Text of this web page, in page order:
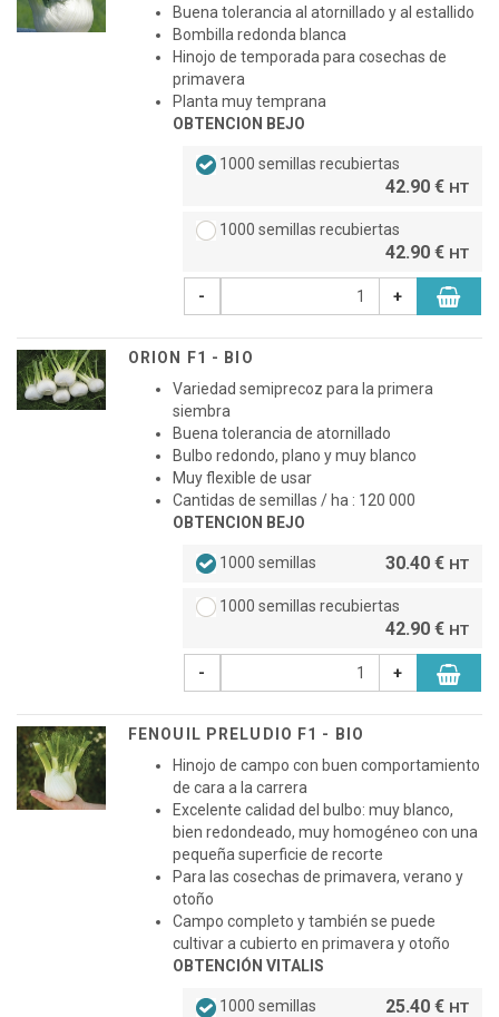
Buena tolerancia al atornillado y al estallido
Bombilla redonda blanca
Hinojo de temporada para cosechas de
primavera
Planta muy temprana
OBTENCION BEJO
1000 semillas recubiertas
42.90 € HT
1000 semillas recubiertas
42.90 € HT
- +
ORION F1 - BIO
Variedad semiprecoz para la primera
siembra
Buena tolerancia de atornillado
Bulbo redondo, plano y muy blanco
Muy flexible de usar
Cantidas de semillas / ha : 120 000
OBTENCION BEJO
1000 semillas 30.40 € HT
1000 semillas recubiertas
42.90 € HT
- +
FENOUIL PRELUDIO F1 - BIO
Hinojo de campo con buen comportamiento
de cara a la carrera
Excelente calidad del bulbo: muy blanco,
bien redondeado, muy homogéneo con una
pequeña superficie de recorte
Para las cosechas de primavera, verano y
otoño
Campo completo y también se puede
cultivar a cubierto en primavera y otoño
OBTENCIÓN VITALIS
1000 semillas 25.40 € HT